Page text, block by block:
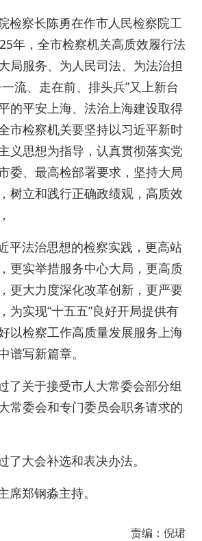
检察长陈勇在作市人民检察院工
年，全市检察机关高质效履行法
局服务、为人民司法、为法治担
流、走在前、排头兵”又上新台
的平安上海、法治上海建设取得
市检察机关要坚持以习近平新时
义思想为指导，认真贯彻落实党
委、最高检部署要求，坚持大局
树立和践行正确政绩观，高质效
平法治思想的检察实践，更高站
更实举措服务中心大局，更高质
更大力度深化改革创新，更严要
为实现“十五五”良好开局提供有
以检察工作高质量发展服务上海
谱写新篇章。
了关于接受市人大常委会部分组
常委会和专门委员会职务请求的
了大会补选和表决办法。
席郑钢淼主持。
责编：倪珺